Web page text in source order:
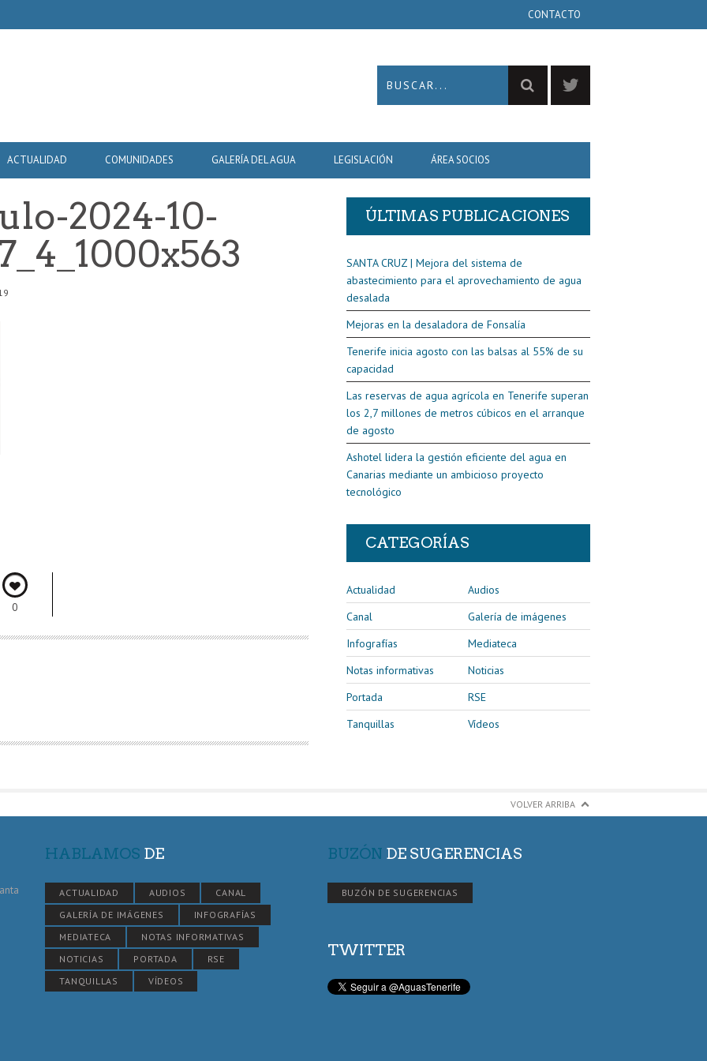
CONTACTO
ACTUALIDAD COMUNIDADES GALERÍA DEL AGUA LEGISLACIÓN ÁREA SOCIOS
2024-10-
0
ÚLTIMAS PUBLICACIONES
SANTA CRUZ | Mejora del sistema de
abastecimiento para el aprovechamiento de agua
desalada
Mejoras en la desaladora de Fonsalía
Tenerife inicia agosto con las balsas al 55% de su
capacidad
Las reservas de agua agrícola en Tenerife superan
los 2,7 millones de metros cúbicos en el arranque
de agosto
Ashotel lidera la gestión eficiente del agua en
Canarias mediante un ambicioso proyecto
tecnológico
CATEGORÍAS
Actualidad
Audios
Canal
Galería de imágenes
Infografías
Mediateca
Notas informativas
Noticias
Portada
RSE
Tanquillas
Vídeos
VOLVER ARRIBA
HABLAMOS DE
ACTUALIDAD AUDIOS
CANAL
GALERÍA DE IMÁGENES
INFOGRAFÍAS
MEDIATECA
NOTAS INFORMATIVAS
NOTICIAS
PORTADA
RSE
TANQUILLAS
VÍDEOS
BUZÓN DE SUGERENCIAS
BUZÓN DE SUGERENCIAS
TWITTER